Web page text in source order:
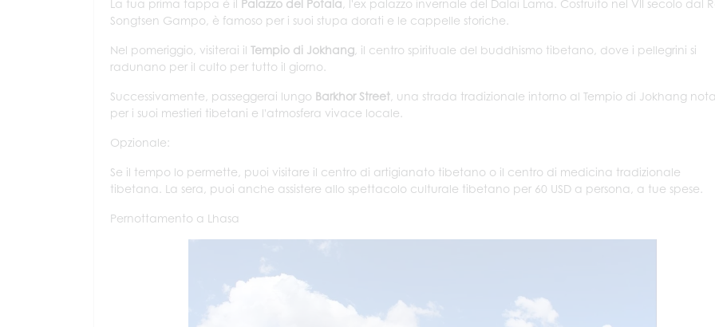
La tua prima tappa è il Palazzo del Potala, l'ex palazzo invernale del Dalai Lama. Costruito nel VII secolo dal
Songtsen Gampo, è famoso per i suoi stupa dorati e le cappelle storiche.
Nel pomeriggio, visiterai il Tempio di Jokhang, il centro spirituale del buddhismo tibetano, dove i pellegrini si
radunano per il culto per tutto il giorno.
Successivamente, passeggerai lungo Barkhor Street, una strada tradizionale intorno al Tempio di Jokhang
per i suoi mestieri tibetani e l'atmosfera vivace locale.
Opzionale:
Se il tempo lo permette, puoi visitare il centro di artigianato tibetano o il centro di medicina tradizionale
tibetana. La sera, puoi anche assistere allo spettacolo culturale tibetano per 60 USD a persona, a tue spese.
Pernottamento a Lhasa